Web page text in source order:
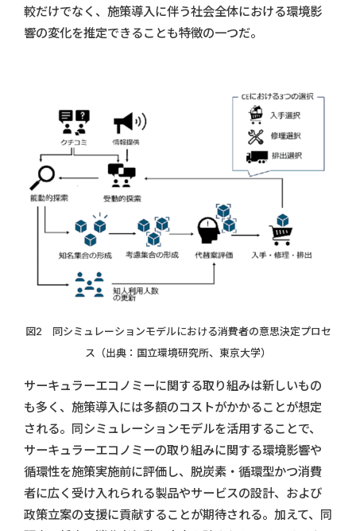
較だけでなく、施策導入に伴う社会全体における環境影
響の変化を推定できることも特徴の一つだ。
図2 同シミュレーションモデルにおける消費者の意思決定プロセ
ス （出典：国立環境研究所、東京大学）
サーキュラーエコノミーに関する取り組みは新しいもの
も多く、施策導入には多額のコストがかかることが想定
される。同シミュレーションモデルを活用することで、
サーキュラーエコノミーの取り組みに関する環境影響や
循環性を施策実施前に評価し、脱炭素・循環型かつ消費
者に広く受け入れられる製品やサービスの設計、および
政策立案の支援に貢献することが期待される。加えて、同